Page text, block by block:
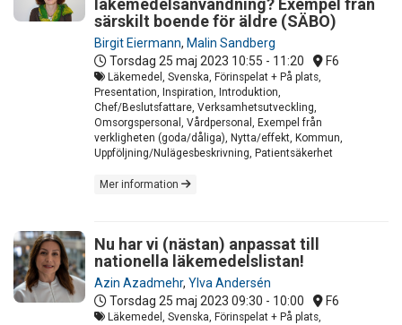
särskilt boende för äldre (SÄBO) ​
Birgit Eiermann, Malin Sandberg
Torsdag 25 maj 2023 10:55 - 11:20 F6
Läkemedel, Svenska, Förinspelat + På plats,
Presentation, Inspiration, Introduktion,
Chef/Beslutsfattare, Verksamhetsutveckling,
Omsorgspersonal, Vårdpersonal, Exempel från
verkligheten (goda/dåliga), Nytta/effekt, Kommun,
Uppföljning/Nulägesbeskrivning, Patientsäkerhet
Mer information
Nu har vi (nästan) anpassat till
nationella läkemedelslistan!
Azin Azadmehr, Ylva Andersén
Torsdag 25 maj 2023 09:30 - 10:00 F6
Läkemedel, Svenska, Förinspelat + På plats,